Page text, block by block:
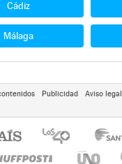
Cádiz
Málaga
Publicidad Aviso legal